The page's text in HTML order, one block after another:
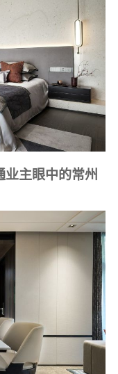
业主眼中的常州